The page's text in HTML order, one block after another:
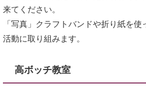
来てください。
「写真」クラフトバンドや折り紙を
活動に取り組みます。
高ボッチ教室